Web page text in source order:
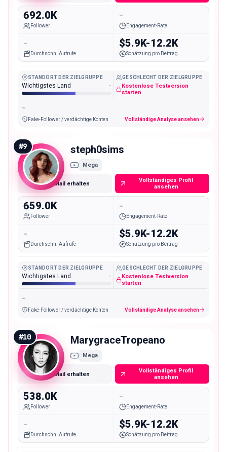
692.0K
Follower
-
Engagement-Rate
-
Durchschn. Aufrufe
$5.9K-12.2K
Schätzung pro Beitrag
STANDORT DER ZIELGRUPPE
Wichtigstes Land -
GESCHLECHT DER ZIELGRUPPE
Kostenlose Testversion
starten
-
Fake-Follower / verdächtige Konten Vollständige Analyse ansehen
#9 steph0sims
Mega
E-Mail erhalten
Vollständiges Profil
ansehen
659.0K
Follower
-
Engagement-Rate
-
Durchschn. Aufrufe
$5.9K-12.2K
Schätzung pro Beitrag
STANDORT DER ZIELGRUPPE
Wichtigstes Land -
GESCHLECHT DER ZIELGRUPPE
Kostenlose Testversion
starten
-
Fake-Follower / verdächtige Konten Vollständige Analyse ansehen
#10 MarygraceTropeano
Mega
E-Mail erhalten
Vollständiges Profil
ansehen
538.0K
Follower
-
Engagement-Rate
-
Durchschn. Aufrufe
$5.9K-12.2K
Schätzung pro Beitrag